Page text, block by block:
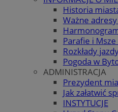
Historia
Ważne
Parafie i
Rozkłady
Pogoda w
ADMINISTRACJA
Prezydent
Jak załatwić
INSTYTUCJE